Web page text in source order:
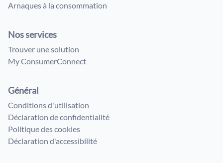
Arnaques à la consommation
Nos services
Trouver une solution
My ConsumerConnect
Général
Conditions d'utilisation
Déclaration de confidentialité
Politique des cookies
Déclaration d'accessibilité